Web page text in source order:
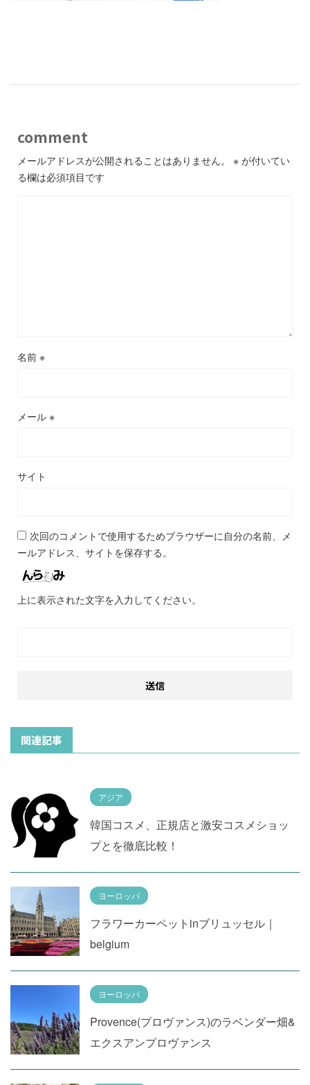
comment
メールアドレスが公開されることはありません。 ※ が付いてい
る欄は必須項目です
名前 ※
メール ※
サイト
次回のコメントで使用するためブラウザーに自分の名前、メ
ールアドレス、サイトを保存する。
上に表示された文字を入力してください。
関連記事
アジア
韓国コスメ、正規店と激安コスメショッ
プとを徹底比較！
ヨーロッパ
フラワーカーペットinブリュッセル｜
belgium
ヨーロッパ
Provence(プロヴァンス)のラベンダー畑&
エクスアンプロヴァンス